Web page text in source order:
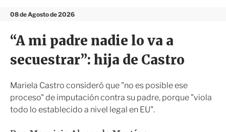
n
08 de Agosto de 2026
ó
i
o
r
“A mi padre nadie lo va a
secuestrar”: hija de Castro
Mariela Castro consideró que "no es posible ese
proceso" de imputación contra su padre, porque "viola
todo lo establecido a nivel legal en EU".